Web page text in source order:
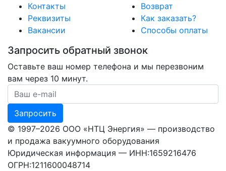
Контакты
Реквизиты
Вакансии
Возврат
Как заказать?
Способы оплаты
Запросить обратный звонок
Оставьте ваш номер телефона и мы перезвоним
вам через 10 минут.
Ваш номер телефона
Запросить
© 1997–2026 ООО «НТЦ Энергия» — производство
и продажа вакуумного оборудования
Юридическая информация — ИНН:1659216476
ОГРН:1211600048714